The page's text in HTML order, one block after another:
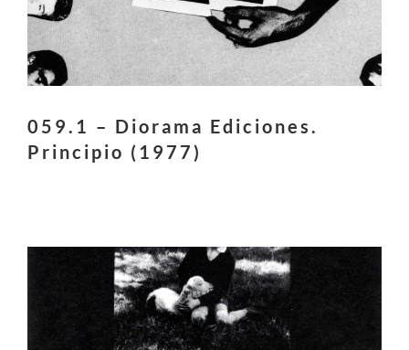
059.1 – Diorama Ediciones.
Principio (1977)